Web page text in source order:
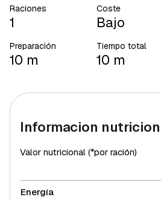
Raciones
1
Coste
Bajo
Preparación
10 m
Tiempo total
10 m
Informacion
Valor nutricional (*por ración)
Energía